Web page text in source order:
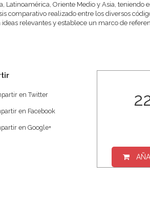
Latinoamérica, Oriente Medio y Asia, teniendo
comparativo realizado entre los diversos
relevantes y establece un marco de
en Twitter
en Facebook
en Google+